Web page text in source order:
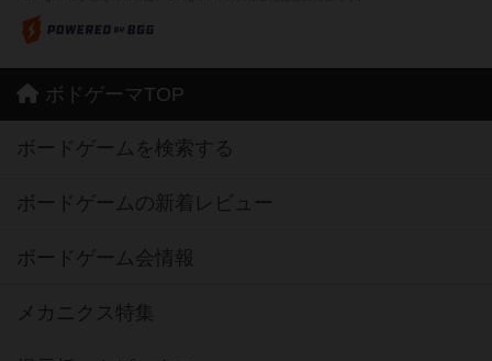
ボドゲーマTOP
ボードゲームを検索する
ボードゲームの新着レビュー
ボードゲーム会情報
メカニクス特集